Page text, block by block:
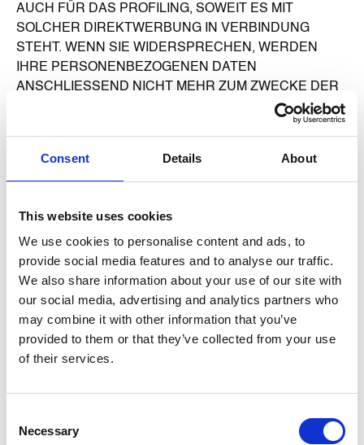
Consent Details About
This website uses cookies
We use cookies to personalise content and ads, to
provide social media features and to analyse our traffic.
We also share information about your use of our site with
our social media, advertising and analytics partners who
may combine it with other information that you’ve
provided to them or that they’ve collected from your use
of their services.
Selection
Necessary
AUCH FÜR DAS PROFILING, SOWEIT ES MIT
SOLCHER DIREKTWERBUNG IN VERBINDUNG
STEHT. WENN SIE WIDERSPRECHEN, WERDEN
IHRE PERSONENBEZOGENEN DATEN
ANSCHLIESSEND NICHT MEHR ZUM ZWECKE DER
DIREKTWERBUNG VERWENDET (WIDERSPRUCH
Beschwerde­recht bei der
zuständigen Aufsichts­behörde
Im Falle von Verstößen gegen die DSGVO steht den
Aufsichtsbehörde, insbesondere in dem Mitgliedstaat
ihres gewöhnlichen Aufenthalts, ihres Arbeitsplatzes oder
des Orts des mutmaßlichen Verstoßes zu. Das
Beschwerderecht besteht unbeschadet anderweitiger
verwaltungsrechtlicher oder gerichtlicher Rechtsbehelfe.
Recht auf Daten­übertrag­barkeit
automatisiert verarbeiten, an sich oder an einen Dritten in